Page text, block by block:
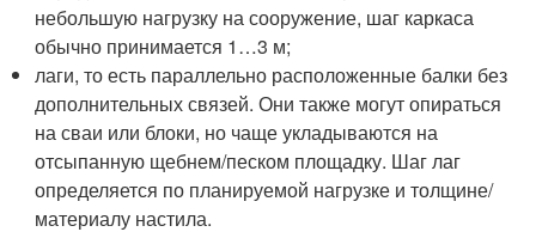
небольшую нагрузку на сооружение, шаг каркаса
обычно принимается 1…3 м;
лаги, то есть параллельно расположенные балки без
дополнительных связей. Они также могут опираться
на сваи или блоки, но чаще укладываются на
отсыпанную щебнем/песком площадку. Шаг лаг
определяется по планируемой нагрузке и толщине/
материалу настила.